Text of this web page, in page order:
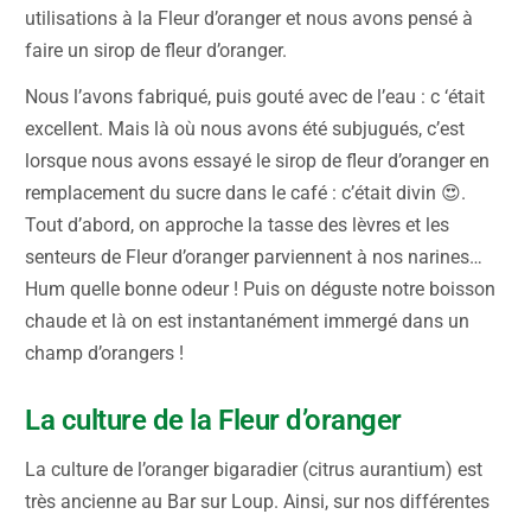
utilisations à la Fleur d’oranger et nous avons pensé à
faire un sirop de fleur d’oranger.
Nous l’avons fabriqué, puis gouté avec de l’eau : c ‘était
excellent. Mais là où nous avons été subjugués, c’est
lorsque nous avons essayé le sirop de fleur d’oranger en
remplacement du sucre dans le café : c’était divin 😍.
Tout d’abord, on approche la tasse des lèvres et les
senteurs de Fleur d’oranger parviennent à nos narines…
Hum quelle bonne odeur ! Puis on déguste notre boisson
chaude et là on est instantanément immergé dans un
champ d’orangers !
La culture de la Fleur d’oranger
La culture de l’oranger bigaradier (citrus aurantium) est
très ancienne au Bar sur Loup. Ainsi, sur nos différentes